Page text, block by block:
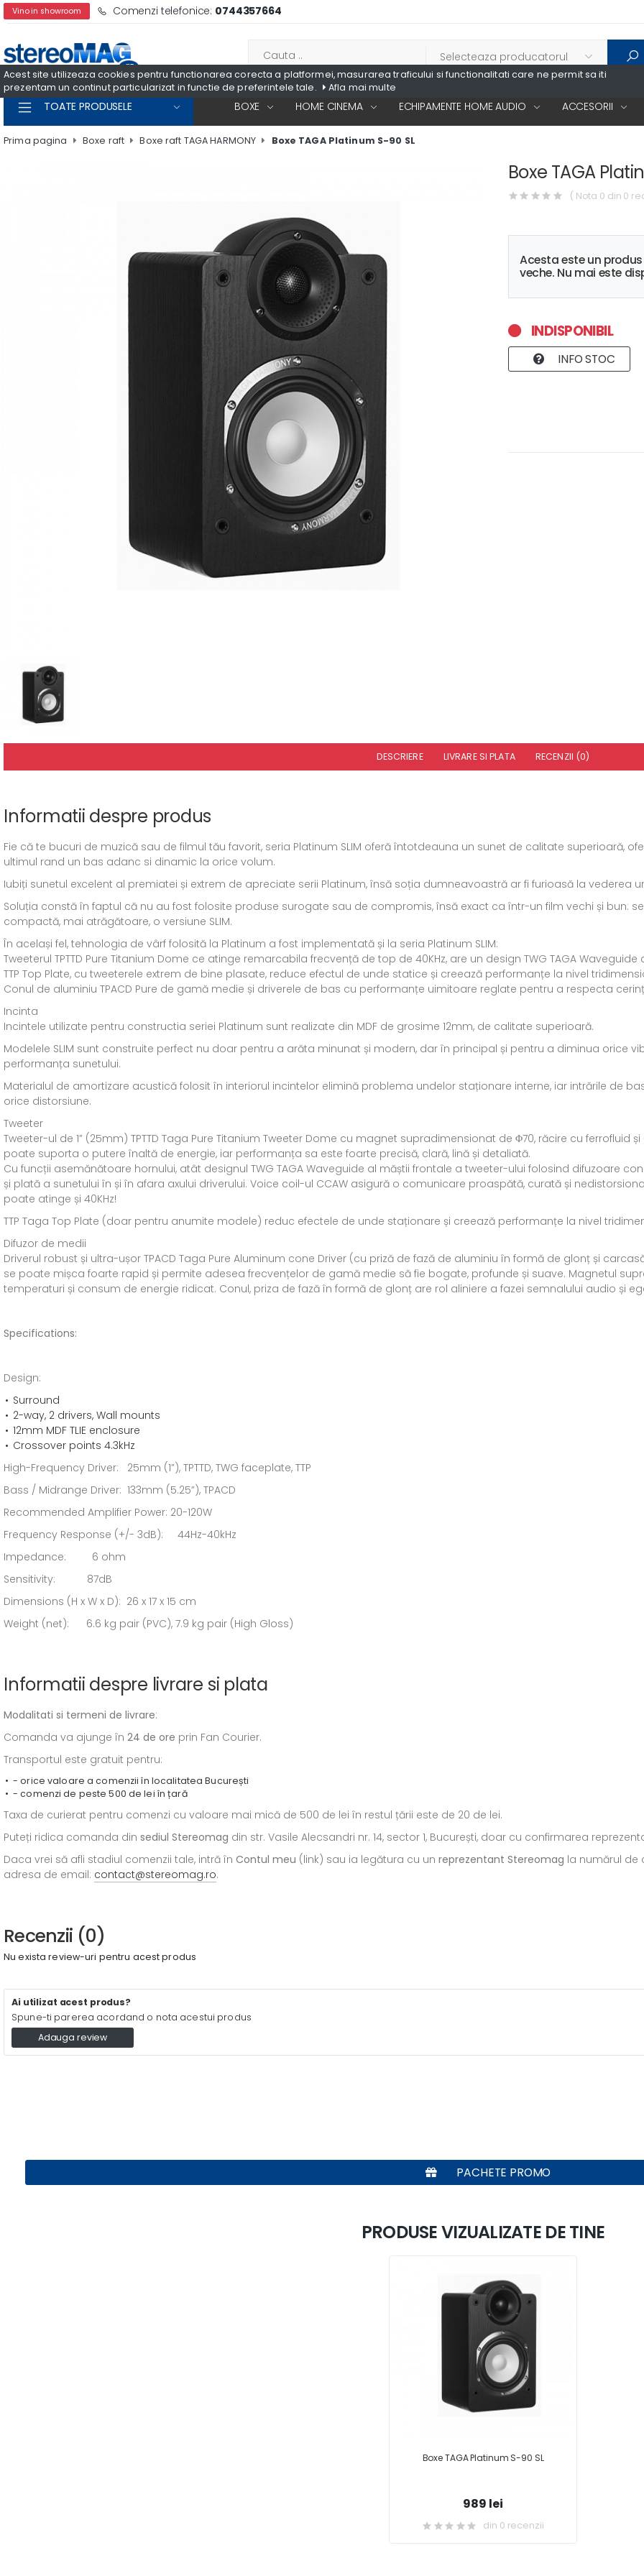
Acest site utilizeaza cookies pentru functionarea corecta a platformei, masurarea traficului si functionalitati care ne permit sa iti
prezentam un continut particularizat in functie de preferintele tale.
Afla mai multe
Vino in showroom Comenzi telefonice: 0744357664
TOATE PRODUSELE BOXE HOME CINEMA ECHIPAMENTE HOME AUDIO ACCESORII
Prima pagina Boxe raft Boxe raft TAGA HARMONY Boxe TAGA Platinum S-90 SL
Boxe TAGA
( Nota 0 din 0
Acesta este un
veche. Nu mai este
INDISPONIBIL
INFO STOC
DESCRIERE LIVRARE SI PLATA RECENZII (0)
Informatii despre produs
Fie că te bucuri de muzică sau de filmul tău favorit, seria Platinum SLIM oferă întotdeauna un sunet de calitate superioară,
ultimul rand un bas adanc si dinamic la orice volum.
Iubiți sunetul excelent al premiatei și extrem de apreciate serii Platinum, însă soția dumneavoastră ar fi furioasă la vederea
Soluția constă în faptul că nu au fost folosite produse surogate sau de compromis, însă exact ca într-un film vechi și bun:
compactă, mai atrăgătoare, o versiune SLIM.
În același fel, tehnologia de vârf folosită la Platinum a fost implementată și la seria Platinum SLIM:
Tweeterul TPTTD Pure Titanium Dome ce atinge remarcabila frecvență de top de 40KHz, are un design TWG TAGA
TTP Top Plate, cu tweeterele extrem de bine plasate, reduce efectul de unde statice și creează performanțe la nivel
Conul de aluminiu TPACD Pure de gamă medie și driverele de bas cu performanțe uimitoare reglate pentru a respecta
Incinta
Incintele utilizate pentru constructia seriei Platinum sunt realizate din MDF de grosime 12mm, de calitate superioară.
Modelele SLIM sunt construite perfect nu doar pentru a arăta minunat și modern, dar în principal și pentru a diminua orice
performanța sunetului.
Materialul de amortizare acustică folosit în interiorul incintelor elimină problema undelor staționare interne, iar intrările de
orice distorsiune.
Tweeter
Tweeter-ul de 1” (25mm) TPTTD Taga Pure Titanium Tweeter Dome cu magnet supradimensionat de Φ70, răcire cu
poate suporta o putere înaltă de energie, iar performanța sa este foarte precisă, clară, lină și detaliată.
Cu funcții asemănătoare hornului, atât designul TWG TAGA Waveguide al măștii frontale a tweeter-ului folosind difuzoare
și plată a sunetului în și în afara axului driverului. Voice coil-ul CCAW asigură o comunicare proaspătă, curată și
poate atinge și 40KHz!
TTP Taga Top Plate (doar pentru anumite modele) reduc efectele de unde staționare și creează performanțe la nivel
Difuzor de medii
Driverul robust și ultra-ușor TPACD Taga Pure Aluminum cone Driver (cu priză de fază de aluminiu în formă de glonț și
se poate mișca foarte rapid și permite adesea frecvențelor de gamă medie să fie bogate, profunde și suave. Magnetul
temperaturi și consum de energie ridicat. Conul, priza de fază în formă de glonț are rol aliniere a fazei semnalului audio și
Specifications:
Design:
Surround
2-way, 2 drivers, Wall mounts
12mm MDF TLIE enclosure
Crossover points 4.3kHz
High-Frequency Driver: 25mm (1”), TPTTD, TWG faceplate, TTP
Bass / Midrange Driver: 133mm (5.25”), TPACD
Recommended Amplifier Power: 20-120W
Frequency Response (+/- 3dB): 44Hz-40kHz
Impedance: 6 ohm
Sensitivity: 87dB
Dimensions (H x W x D): 26 x 17 x 15 cm
Weight (net): 6.6 kg pair (PVC), 7.9 kg pair (High Gloss)
Informatii despre livrare si plata
Modalitati si termeni de livrare:
Comanda va ajunge în 24 de ore prin Fan Courier.
Transportul este gratuit pentru:
- orice valoare a comenzii în localitatea București
- comenzi de peste 500 de lei în țară
Taxa de curierat pentru comenzi cu valoare mai mică de 500 de lei în restul țării este de 20 de lei.
Puteți ridica comanda din sediul Stereomag din str. Vasile Alecsandri nr. 14, sector 1, București, doar cu confirmarea
Daca vrei să afli stadiul comenzii tale, intră în Contul meu (link) sau ia legătura cu un reprezentant Stereomag la numărul de
adresa de email: contact@stereomag.ro.
Recenzii (0)
Nu exista review-uri pentru acest produs
Ai utilizat acest produs?
Spune-ti parerea acordand o nota acestui produs
Adauga review
PACHETE PROMO
PRODUSE VIZUALIZATE DE TINE
Boxe TAGA Platinum S-90 SL
989 lei
din 0 recenzii